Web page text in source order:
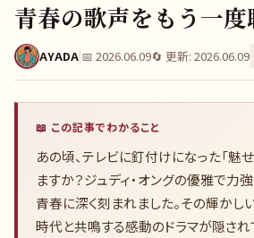
青春の歌声をもう一度
AYADA|📅 2026.06.09🔄 更新: 2026.06.09
📖 この記事でわかること
あの頃、テレビに釘付けになった「魅
ますか？ジュディ・オングの優雅で力
青春に深く刻まれました。その輝かし
時代と共鳴する感動のドラマが隠され